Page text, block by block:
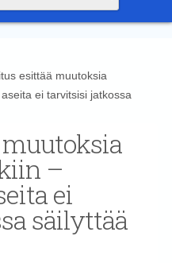
esittää muutoksia
ei tarvitsisi jatkossa
–
ei
säilyttää